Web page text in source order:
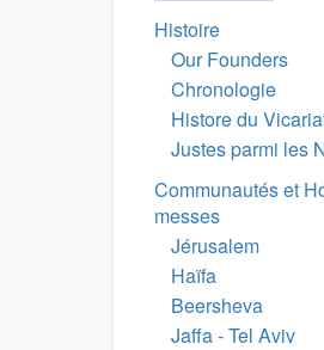
Histoire
Our Founders
Chronologie
Histore du
Justes parmi les
Communautés et
messes
Jérusalem
Haïfa
Beersheva
Jaffa - Tel Aviv